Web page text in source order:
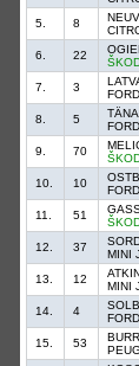
5.
8
6.
22
7.
3
8.
5
9.
70
10.
10
11.
51
12.
37
MINI
13.
12
MINI
14.
4
15.
53